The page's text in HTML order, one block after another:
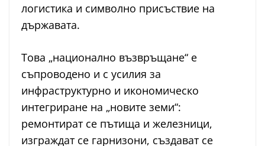
логистика и символно присъствие на
държавата.
Това „национално възвръщане“ е
съпроводено и с усилия за
инфраструктурно и икономическо
интегриране на „новите земи“:
ремонтират се пътища и железници,
изграждат се гарнизони, създават се